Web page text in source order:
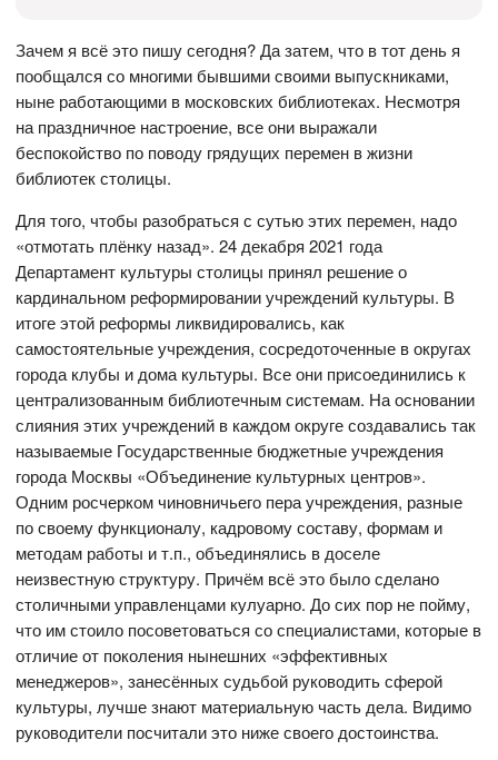
Зачем я всё это пишу сегодня? Да затем, что в тот день я
пообщался со многими бывшими своими выпускниками,
ныне работающими в московских библиотеках. Несмотря
на праздничное настроение, все они выражали
беспокойство по поводу грядущих перемен в жизни
библиотек столицы.
Для того, чтобы разобраться с сутью этих перемен, надо
«отмотать плёнку назад». 24 декабря 2021 года
Департамент культуры столицы принял решение о
кардинальном реформировании учреждений культуры. В
итоге этой реформы ликвидировались, как
самостоятельные учреждения, сосредоточенные в округах
города клубы и дома культуры. Все они присоединились к
централизованным библиотечным системам. На основании
слияния этих учреждений в каждом округе создавались так
называемые Государственные бюджетные учреждения
города Москвы «Объединение культурных центров».
Одним росчерком чиновничьего пера учреждения, разные
по своему функционалу, кадровому составу, формам и
методам работы и т.п., объединялись в доселе
неизвестную структуру. Причём всё это было сделано
столичными управленцами кулуарно. До сих пор не пойму,
что им стоило посоветоваться со специалистами, которые в
отличие от поколения нынешних «эффективных
менеджеров», занесённых судьбой руководить сферой
культуры, лучше знают материальную часть дела. Видимо
руководители посчитали это ниже своего достоинства.